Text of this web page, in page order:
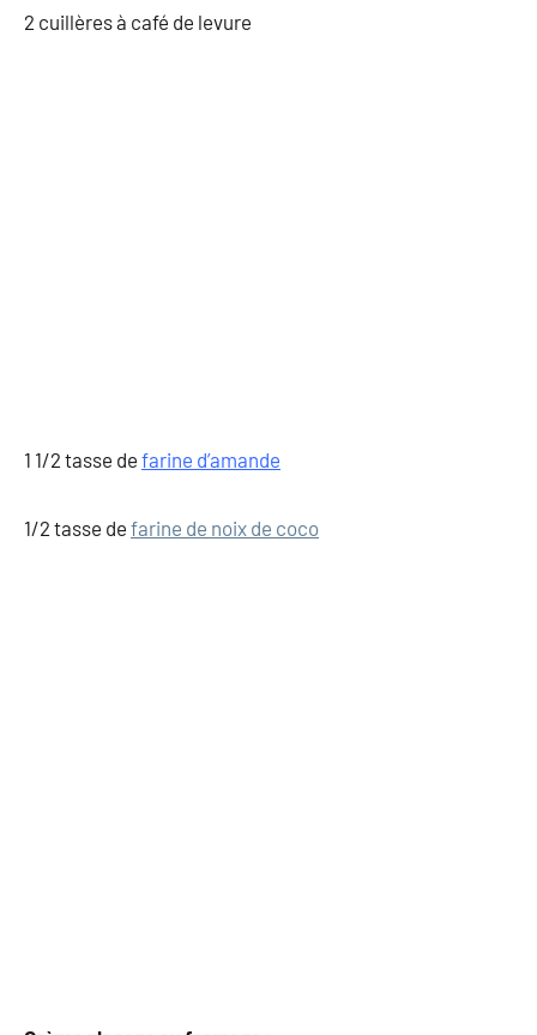
2 cuillères à café de levure
1 1/2 tasse de farine d’amande
1/2 tasse de farine de noix de coco